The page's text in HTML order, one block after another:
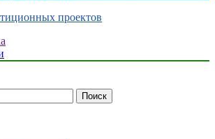
проектов